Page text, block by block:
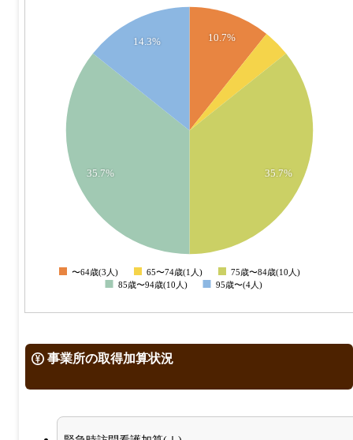
10.7%
35.7%
35.7%
14.3%
0
〜64歳(3人) 65〜74歳(1人)
75歳〜84歳(10人)
85歳〜94歳(10人)
95歳〜(4人)
事業所の取得加算状況